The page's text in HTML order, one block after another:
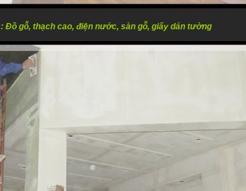
: Đồ gỗ, thạch cao, điện nước, sàn gỗ, giấy dán tường